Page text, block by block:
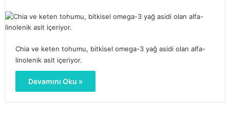
Chia ve keten tohumu, bitkisel omega-3 yağ asidi olan alfa-
linolenik asit içeriyor.
Devamını Oku »